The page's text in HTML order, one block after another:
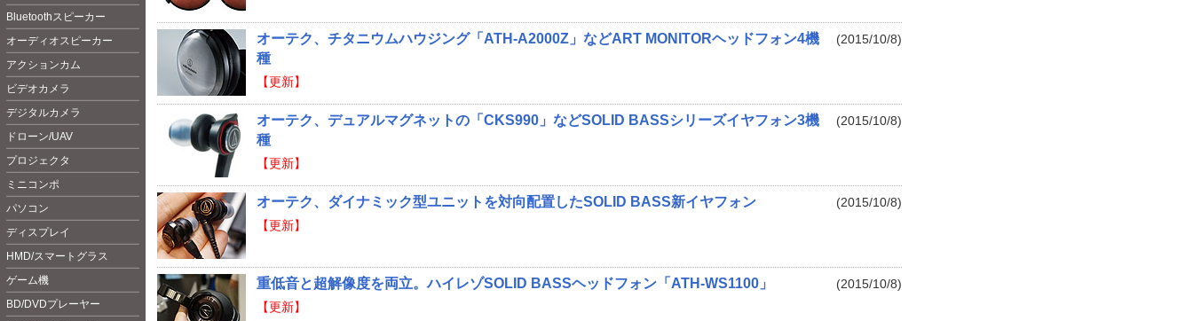
(2015/10/8)
オーテク、チタニウムハウジング「ATH-A2000Z」などART MONITORヘッドフォン4機
種
【更新】
(2015/10/8)
オーテク、デュアルマグネットの「CKS990」などSOLID BASSシリーズイヤフォン3機
種
【更新】
(2015/10/8)
オーテク、ダイナミック型ユニットを対向配置したSOLID BASS新イヤフォン
【更新】
(2015/10/8)
重低音と超解像度を両立。ハイレゾSOLID BASSヘッドフォン「ATH-WS1100」
【更新】
Bluetoothスピーカー
オーディオスピーカー
アクションカム
ビデオカメラ
デジタルカメラ
ドローン/UAV
プロジェクタ
ミニコンポ
パソコン
ディスプレイ
HMD/スマートグラス
ゲーム機
BD/DVDプレーヤー